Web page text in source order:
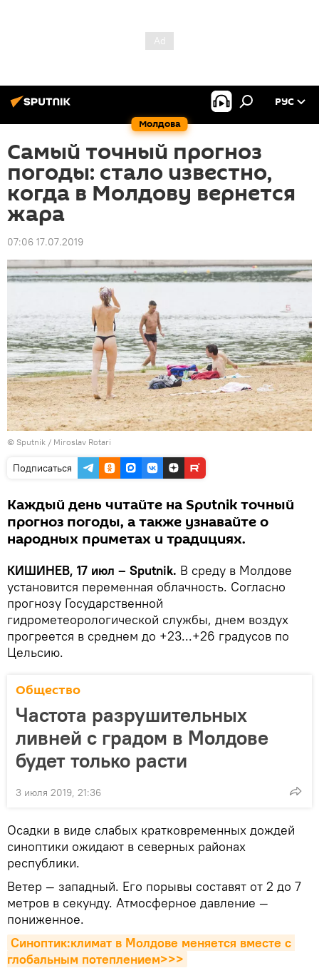
Молдова
РУС
Самый точный прогноз
погоды: стало известно,
когда в Молдову вернется
жара
07:06 17.07.2019
© Sputnik / Miroslav Rotari
Подписаться
Каждый день читайте на Sputnik точный
прогноз погоды, а также узнавайте о
народных приметах и традициях.
КИШИНЕВ, 17 июл – Sputnik. В среду в Молдове
установится переменная облачность. Согласно
прогнозу Государственной
гидрометеорологической службы, днем воздух
прогреется в среднем до +23...+26 градусов по
Цельсию.
Общество
Частота разрушительных
ливней с градом в Молдове
будет только расти
3 июля 2019, 21:36
Осадки в виде слабых кратковременных дождей
синоптики ожидают в северных районах
республики.
Ветер — западный. Его порывы составят от 2 до 7
метров в секунду. Атмосферное давление —
пониженное.
Синоптик:климат в Молдове меняется вместе с
глобальным потеплением>>>